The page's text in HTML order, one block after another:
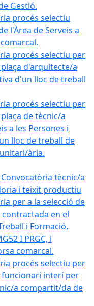
Gestió.
procés selectiu
l'Àrea de Serveis a
procés selectiu per
d'arquitecte/a
d'un lloc de treball
procés selectiu per
de tècnic/a
a les Persones i
lloc de treball de
ària.
tècnic/a
i teixit productiu
per a la selecció de
en el
i Formació,
I PRGC, i
comarcal.
procés selectiu per
funcionari interí per
a compartit/da de